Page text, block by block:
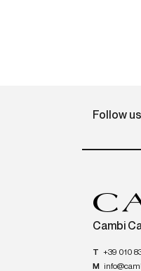
Follow us
Cambi
T +39 010
M